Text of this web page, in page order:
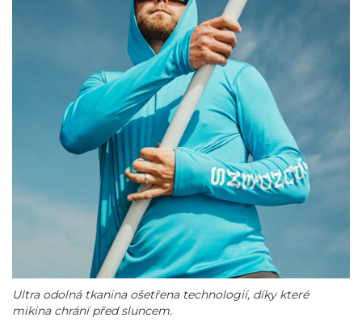
Ultra odolná tkanina ošetřena technologií, díky které
mikina chrání před sluncem.